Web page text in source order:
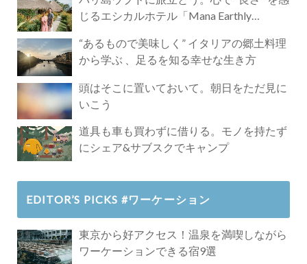
じるエシカルホテル「Mana Earthly
“あるもので美味しく” イタリアの郷土料理
から学ぶ 、足るを知る幸せな生き方
頭はそこに置いておいて。朝日をただ見に
いこう
道具も車も買わずに借りる。モノを持たず
にシェア&サブスクでキャンプ
EDITOR’S PICKS #ワーケーション
東京から好アクセス！温泉を満喫しながら
ワーケーションできる宿9選